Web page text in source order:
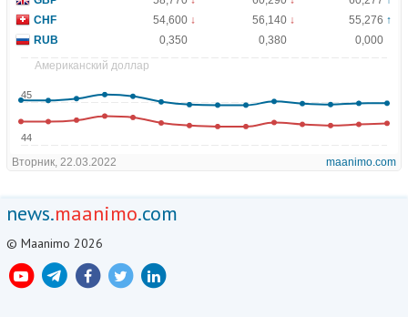
news.maanimo.com
© Maanimo 2026